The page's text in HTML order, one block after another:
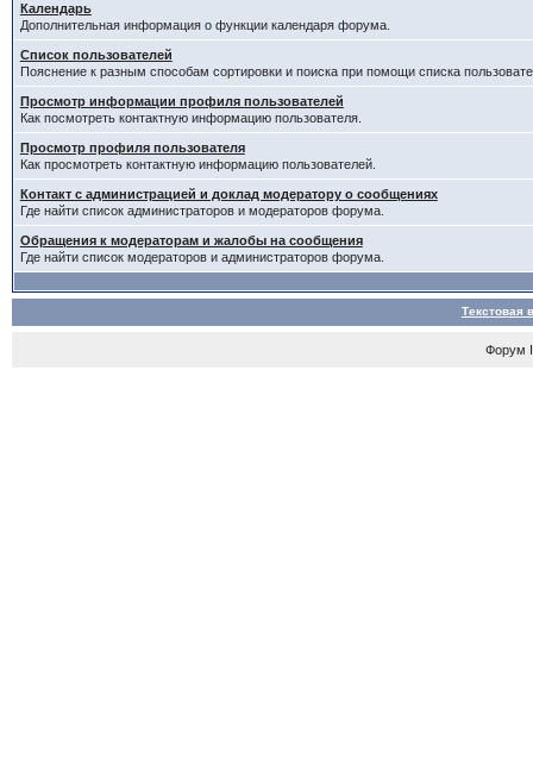
Календарь
Дополнительная информация о функции календаря форума.
Список пользователей
Пояснение к разным способам сортировки и поиска при помощи списка
Просмотр информации профиля пользователей
Как посмотреть контактную информацию пользователя.
Просмотр профиля пользователя
Как просмотреть контактную информацию пользователей.
Контакт с администрацией и доклад модератору о сообщениях
Где найти список администраторов и модераторов форума.
Обращения к модераторам и жалобы на сообщения
Где найти список модераторов и администраторов форума.
Текстовая
Форум